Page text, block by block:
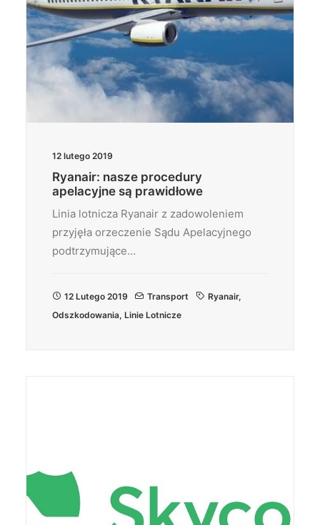
12 lutego 2019
Ryanair: nasze procedury
apelacyjne są prawidłowe
Linia lotnicza Ryanair z zadowoleniem
przyjęła orzeczenie Sądu Apelacyjnego
podtrzymujące…
12 Lutego 2019 Transport Ryanair,
Odszkodowania, Linie Lotnicze